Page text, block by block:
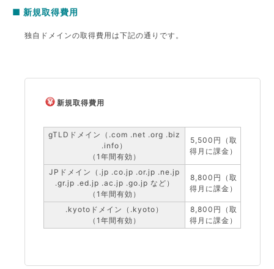
■ 新規取得費用
独自ドメインの取得費用は下記の通りです。
新規取得費用
gTLDドメイン（.com .net .org .biz
.info）
（1年間有効）
5,500円（取
得月に課金）
JPドメイン（.jp .co.jp .or.jp .ne.jp
.gr.jp .ed.jp .ac.jp .go.jp など）
（1年間有効）
8,800円（取
得月に課金）
.kyotoドメイン（.kyoto）
（1年間有効）
8,800円（取
得月に課金）